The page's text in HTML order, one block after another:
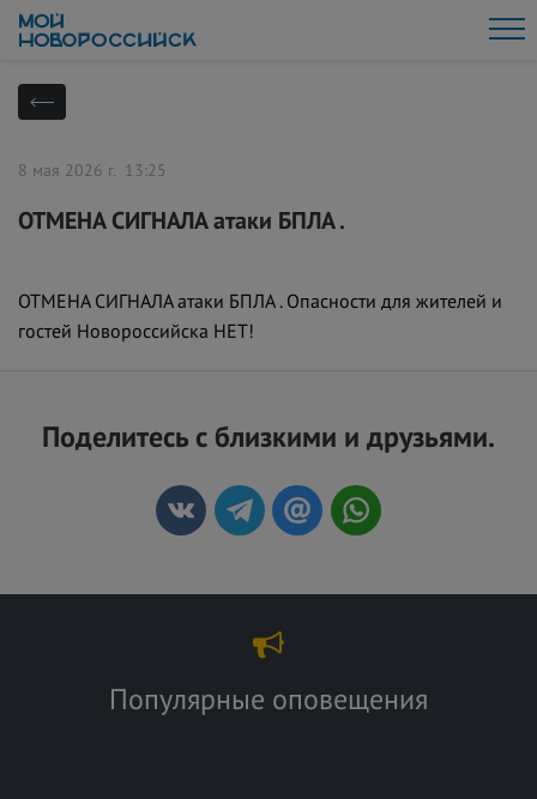
8 мая 2026 г. 13:25
ОТМЕНА СИГНАЛА атаки БПЛА .
ОТМЕНА СИГНАЛА атаки БПЛА . Опасности для жителей и
гостей Новороссийска НЕТ!
Поделитесь с близкими и друзьями.
Популярные оповещения